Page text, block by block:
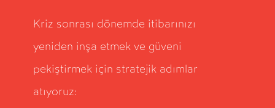
Kriz sonrası dönemde itibarınızı
yeniden inşa etmek ve güveni
pekiştirmek için stratejik adımlar
atıyoruz: